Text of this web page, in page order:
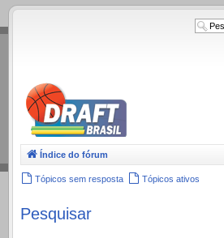
.
Índice do fórum
Tópicos sem resposta Tópicos ativos
Pesquisar